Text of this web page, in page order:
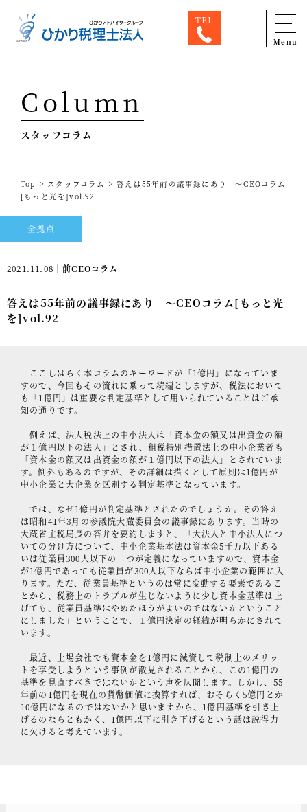
TEL
Menu
専門家一覧
ひかり税理士法人について
サービス
出版物
コラム
HAGレポート
採用情報
税理士変更をお考えの方
メールマガジン登録
Twitter
Facebook
Column
スタッフコラム
Top > スタッフコラム >答えは55年前の議事録にあり ～CEOコラム
[もっと光を]vol.92
全拠点
2021.11.08｜前CEOコラム
答えは55年前の議事録にあり ～CEOコラム[もっと光
を]vol.92
ここしばらく本コラムのキーワードが「1億円」になっていま
すので、今回もその流れに乗って続編としますが、税法において
も「1億円」は重要な判定基準として用いられていることはご承
知の通りです。
例えば、法人税法上の中小法人は「資本金の額又は出資金の額
が１億円以下の法人」とされ、租税特別措置法上の中小企業者も
「資本金の額又は出資金の額が１億円以下の法人」とされていま
す。例外もあるのですが、その詳細は措くとして原則は1億円が
中小企業と大企業を区別する判定基準となっています。
では、なぜ1億円が判定基準とされたのでしょうか。その答え
は昭和41年3月の参議院大蔵委員会の議事録にあります。当時の
大蔵省主税局長の答弁を要約しますと、「大法人と中小法人につ
いての分け方について、中小企業基本法は資本金5千万以下ある
いは従業員300人以下の二つが定義になっていますので、資本金
が1億円であっても従業員が300人以下ならば中小企業の範囲に入
ります。ただ、従業員基準というのは常に変動する要素であるこ
とから、税務上のトラブルが生じないように少し資本金基準は上
げても、従業員基準はやめたほうがよいのではないかということ
にしました」ということで、１億円決定の経緯が明らかにされて
います。
最近、上場会社でも資本金を1億円に減資して税制上のメリッ
トを享受しようという事例が散見されることから、この1億円の
基準を見直すべきではないかという声を仄聞します。しかし、55
年前の1億円を現在の貨幣価値に換算すれば、おそらく5億円とか
10億円になるのではないかと思いますから、1億円基準を引き上
げるのならともかく、1億円以下に引き下げるという話は説得力
に欠けると考えています。